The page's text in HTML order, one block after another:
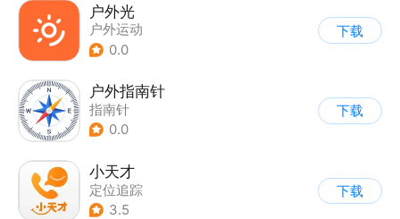
户外光
户外运动
0.0
下载
户外指南针
指南针
0.0
下载
小天才
定位追踪
3.5
下载